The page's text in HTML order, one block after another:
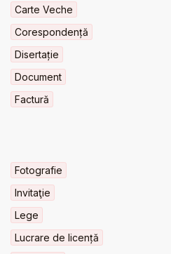
Carte Veche
Corespondență
Disertație
Document
Factură
Fotografie
Invitaţie
Lege
Lucrare de licență